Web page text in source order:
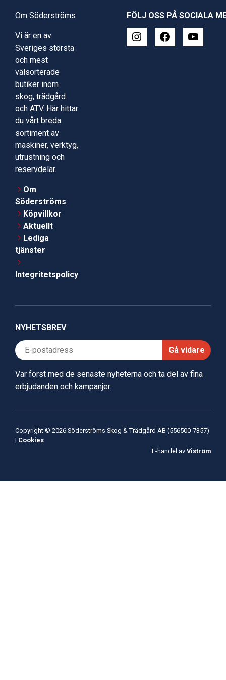
Om Söderströms
Vi är en av
Sveriges största
och mest
välsorterade
butiker inom
skog, trädgård
och ATV. Här hittar
du vårt breda
sortiment av
maskiner, verktyg,
utrustning och
reservdelar.
Om
Söderströms
Köpvillkor
Aktuellt
Lediga
tjänster
Integritetspolicy
FÖLJ OSS PÅ SOCIALA
NYHETSBREV
Gå vidare
Var först med de senaste nyheterna och ta del av fina
erbjudanden och kampanjer.
Copyright © 2026 Söderströms Skog & Trädgård AB (556500-7357)
| Cookies
E-handel av Viström